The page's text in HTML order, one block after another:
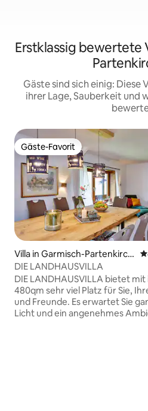
Erstklassig bewertete
Gäste sind sich einig: Diese
ihrer Lage, Sauberkeit und
Gäste-Favorit
Gäste-Favorit
Villa in Garmisch-Partenkirch
en
DIE LANDHAUSVILLA
DIE LANDHAUSVILLA bietet mit
480qm sehr viel Platz für Sie,
und Freunde. Es erwartet Sie
Licht und ein angenehmes